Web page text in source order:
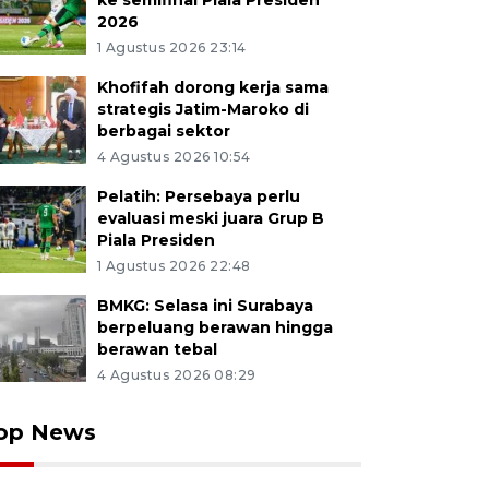
2026
1 Agustus 2026 23:14
Khofifah dorong kerja sama
strategis Jatim-Maroko di
berbagai sektor
4 Agustus 2026 10:54
Pelatih: Persebaya perlu
evaluasi meski juara Grup B
Piala Presiden
1 Agustus 2026 22:48
BMKG: Selasa ini Surabaya
berpeluang berawan hingga
berawan tebal
4 Agustus 2026 08:29
News